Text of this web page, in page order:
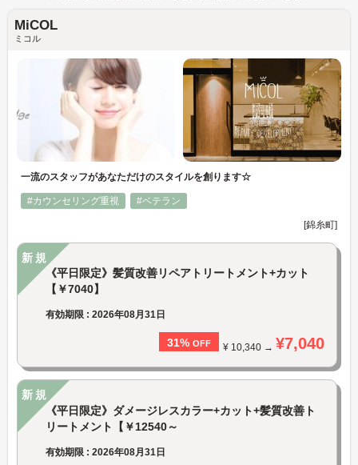
MiCOL
ミコル
一流のスタッフがあなただけのスタイルを創ります☆
#カウンセリング重視 #ベテラン
[錦糸町]
新規
《平日限定》髪質改善リペアトリートメント+カット
【￥7040】
有効期限 : 2026年08月31日
31% OFF ¥ 10,340 → ¥7,040
新規
《平日限定》ダメージレスカラー+カット+髪質改善ト
リートメント【￥12540～
有効期限 : 2026年08月31日